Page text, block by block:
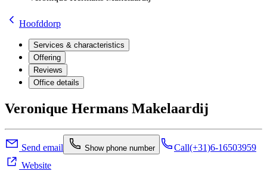
Hoofddorp
Services & characteristics
Offering
Reviews
Office details
Veronique Hermans Makelaardij
Send email Show phone number Call(+31)6-16503959
Website